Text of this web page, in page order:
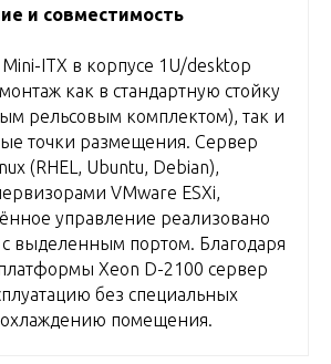
и совместимость
ITX в корпусе 1U/desktop
как в стандартную стойку
рельсовым комплектом), так и
точки размещения. Сервер
(RHEL, Ubuntu, Debian),
VMware ESXi,
управление реализовано
с выделенным портом. Благодаря
Xeon D-2100 сервер
без специальных
помещения.